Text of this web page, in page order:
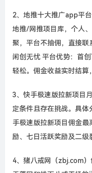
2、地推十大推广app平
地推/网推项目库，个人
聚，平台不抽佣，直接
闲创无忧 平台优势：首
轻松。佣金收益实时结算
3、快手极速版拉新项目
定条件且存在挑战。具
手极速版拉新项目佣金
励、七日活跃奖励及二级
4、猪八戒网（zbj.com）